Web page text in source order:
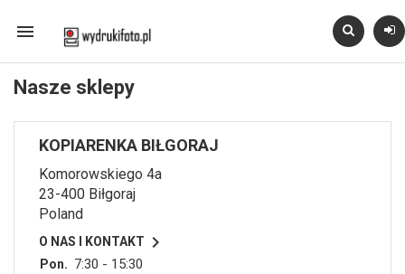

Nasze sklepy
KOPIARENKA BIŁGORAJ
Komorowskiego 4a
23-400 Biłgoraj
Poland
O NAS I KONTAKT 
Pon. 7:30 - 15:30